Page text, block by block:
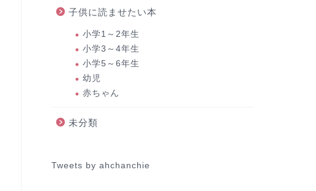
子供に読ませたい本
小学1～2年生
小学3～4年生
小学5～6年生
幼児
赤ちゃん
未分類
Tweets by ahchanchie